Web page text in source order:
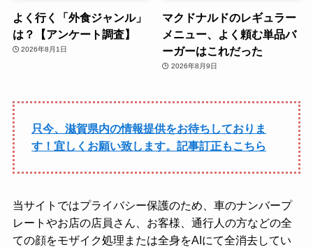
よく行く「外食ジャンル」
は？【アンケート調査】
2026年8月1日
マクドナルドのレギュラー
メニュー、よく頼む単品バ
ーガーはこれだった
2026年8月9日
只今、滋賀県内の情報提供をお待ちしておりま
す！宜しくお願い致します。記事訂正もこちら
当サイトではプライバシー保護のため、車のナンバープ
レートやお店の店員さん、お客様、通行人の方などの全
ての顔をモザイク処理または全身をAIにて全消去してい